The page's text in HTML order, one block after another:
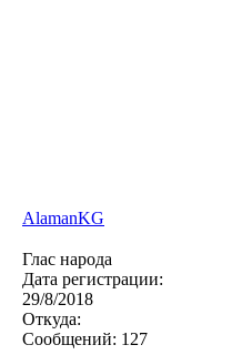
AlamanKG
Глас народа
Дата регистрации:
29/8/2018
Откуда:
Сообщений: 127